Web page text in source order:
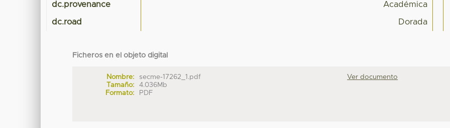
dc.provenance Académica
dc.road Dorada
Ficheros en el objeto digital
Nombre:
secme-17262_1.pdf
Tamaño:
4.036Mb
Formato:
PDF
Ver documento